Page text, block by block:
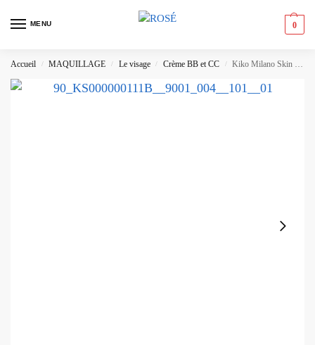
MENU 0
Accueil / MAQUILLAGE / Le visage / Crème BB et CC / Kiko Milano Skin Trainer CC Blur